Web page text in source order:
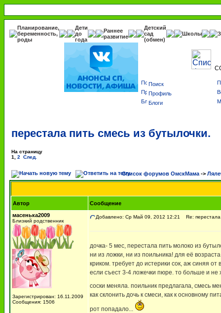
Планирование,
беременность,
роды
Дети
до
года
Раннее
развитие
Детский
сад
(обмен)
Школы
Поиск
Профиль
Блоги
перестала пить смесь из бутылочки.
На страницу
1
2 След.
Список форумов ОмскМама ->
Автор
Сообщение
масенька2009
Близкий родственник
Зарегистрирован: 16.11.2009
Сообщения: 1506
Добавлено: Ср Май 09, 2012 12:21 Re: перестала
дочка- 5 мес, перестала пить молоко из
ни из ложки, ни из поильника! для её
криком. требует до истерики сок, аж синяя от
если съест 3-4 ложечки пюре. то больше и не
соски меняла. поильник предлагала, смесь
как склонить дочь к смеси, как к основному
рот попадало...